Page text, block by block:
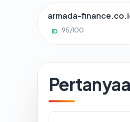
armada-
ID 95/100